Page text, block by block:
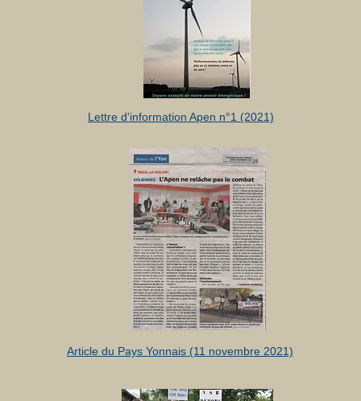
Lettre d'information Apen n°1 (2021)
Article du Pays Yonnais (11 novembre 2021)